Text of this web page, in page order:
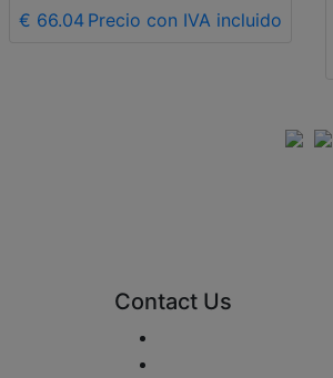
€ 66.04 Precio con IVA incluido
Contact Us